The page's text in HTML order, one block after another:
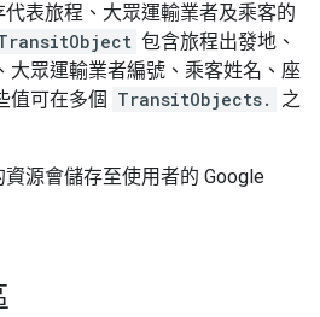
代表旅程、大眾運輸業者及乘客的
包含旅程出發地、
大眾運輸業者編號、乘客姓名、座
值可在多個 TransitObjects.
之
資源會儲存至使用者的 Google